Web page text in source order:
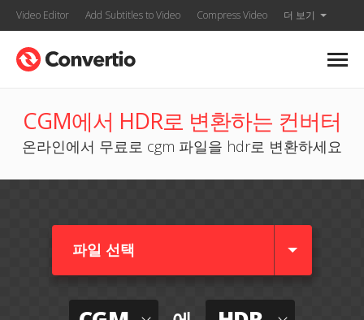
Video Editor Add Subtitles to Video Compress Video 더 보기
CGM에서 HDR로 변환하는 컨버터
온라인에서 무료로 cgm 파일을 hdr로 변환하세요
파일 선택